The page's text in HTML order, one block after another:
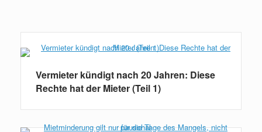
Vermieter kündigt nach 20 Jahren: Diese
Rechte hat der Mieter (Teil 1)